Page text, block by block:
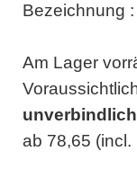
Bezeichnung
Am Lager
ab 78,65 (incl.